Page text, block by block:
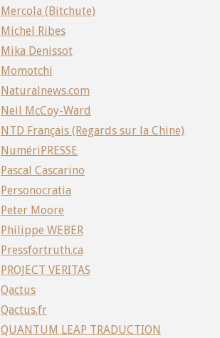
Mercola (Bitchute)
Michel Ribes
Mika Denissot
Momotchi
Naturalnews.com
Neil McCoy-Ward
NTD Français (Regards sur la Chine)
NumériPRESSE
Pascal Cascarino
Personocratia
Peter Moore
Philippe WEBER
Pressfortruth.ca
PROJECT VERITAS
Qactus
Qactus.fr
QUANTUM LEAP TRADUCTION